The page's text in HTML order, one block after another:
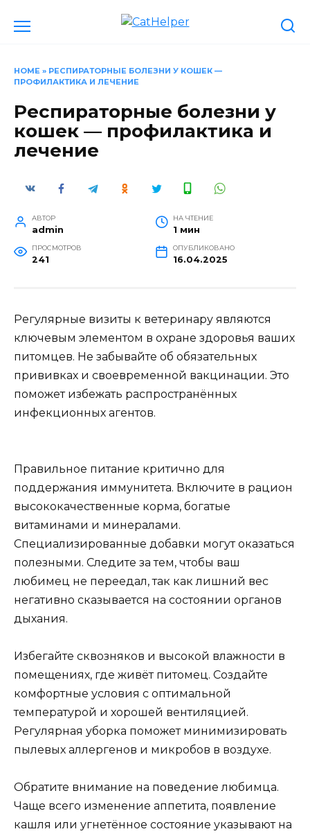
HOME » РЕСПИРАТОРНЫЕ БОЛЕЗНИ У КОШЕК —
ПРОФИЛАКТИКА И ЛЕЧЕНИЕ
Респираторные болезни у
кошек — профилактика и
лечение
АВТОР
admin
НА ЧТЕНИЕ
1 мин
ПРОСМОТРОВ
241
ОПУБЛИКОВАНО
16.04.2025
Регулярные визиты к ветеринару являются
ключевым элементом в охране здоровья ваших
питомцев. Не забывайте об обязательных
прививках и своевременной вакцинации. Это
поможет избежать распространённых
инфекционных агентов.
Правильное питание критично для
поддержания иммунитета. Включите в рацион
высококачественные корма, богатые
витаминами и минералами.
Специализированные добавки могут оказаться
полезными. Следите за тем, чтобы ваш
любимец не переедал, так как лишний вес
негативно сказывается на состоянии органов
дыхания.
Избегайте сквозняков и высокой влажности в
помещениях, где живёт питомец. Создайте
комфортные условия с оптимальной
температурой и хорошей вентиляцией.
Регулярная уборка поможет минимизировать
пылевых аллергенов и микробов в воздухе.
Обратите внимание на поведение любимца.
Чаще всего изменение аппетита, появление
кашля или угнетённое состояние указывают на